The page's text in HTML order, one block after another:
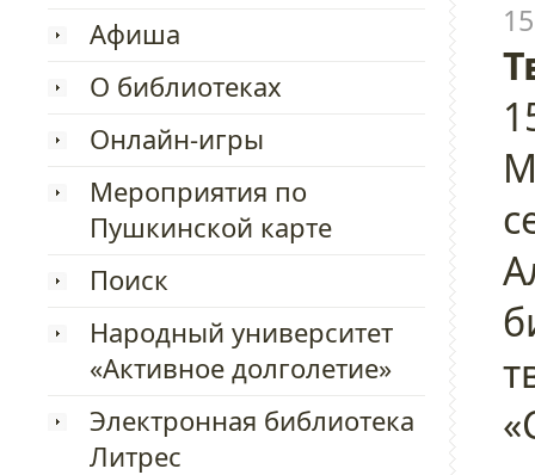
Афиша
О библиотеках
Онлайн-игры
Мероприятия по
Пушкинской карте
Поиск
Народный университет
«Активное долголетие»
Электронная библиотека
Литрес